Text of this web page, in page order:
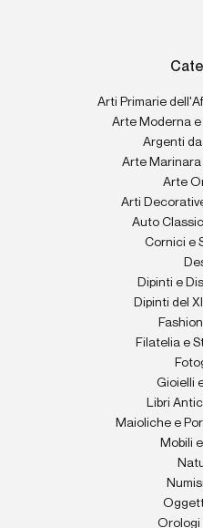
Arti Primarie
Arte Moderna
Argenti
Arte Marinara
Arte
Arti
Auto
Cornici e
Dipinti e
Dipinti del
Filatelia e
Gioielli
Libri
Maioliche e
Mobili
Orologi